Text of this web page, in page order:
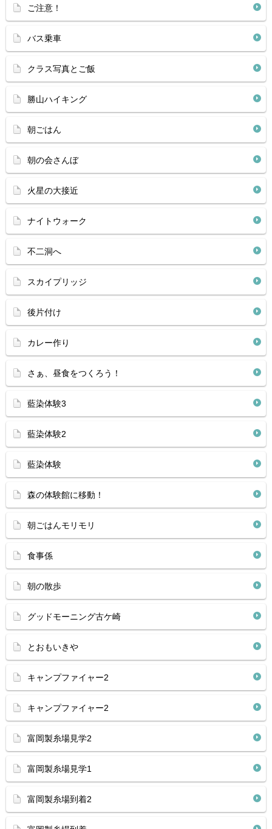
ご注意！
バス乗車
クラス写真とご飯
勝山ハイキング
朝ごはん
朝の会さんぼ
火星の大接近
ナイトウォーク
不二洞へ
スカイプリッジ
後片付け
カレー作り
さぁ、昼食をつくろう！
藍染体験3
藍染体験2
藍染体験
森の体験館に移動！
朝ごはんモリモリ
食事係
朝の散歩
グッドモーニング古ケ崎
とおもいきや
キャンプファイャー2
キャンプファイャー2
富岡製糸場見学2
富岡製糸場見学1
富岡製糸場到着2